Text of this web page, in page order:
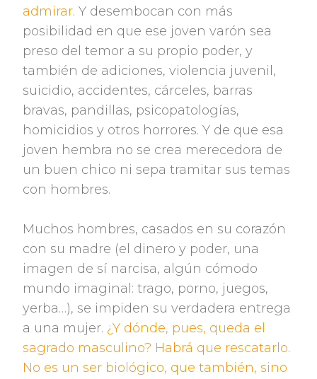
admirar. Y desembocan con más
posibilidad en que ese joven varón sea
preso del temor a su propio poder, y
también de adiciones, violencia juvenil,
suicidio, accidentes, cárceles, barras
bravas, pandillas, psicopatologías,
homicidios y otros horrores. Y de que esa
joven hembra no se crea merecedora de
un buen chico ni sepa tramitar sus temas
con hombres.
Muchos hombres, casados en su corazón
con su madre (el dinero y poder, una
imagen de sí narcisa, algún cómodo
mundo imaginal: trago, porno, juegos,
yerba…), se impiden su verdadera entrega
a una mujer. ¿Y dónde, pues, queda el
sagrado masculino? Habrá que rescatarlo.
No es un ser biológico, que también, sino